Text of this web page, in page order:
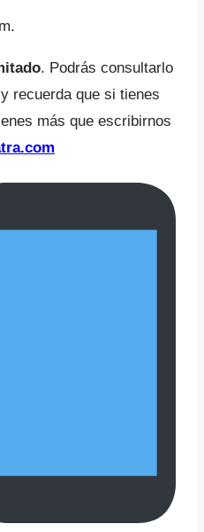
. Podrás consultarlo
recuerda que si tienes
más que escribirnos